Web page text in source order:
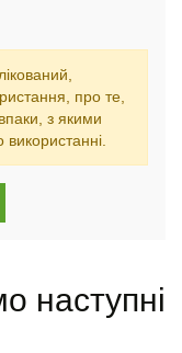
про те,
з якими
наступні